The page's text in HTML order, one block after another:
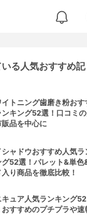
る人気おすすめ記
イトニング歯磨き粉おす
ンキング52選！口コミ
販品を中心に
シャドウおすすめ人気ラ
グ52選！パレット&単色
入り商品を徹底比較！
キュア人気ランキング52
おすすめのプチプラや速